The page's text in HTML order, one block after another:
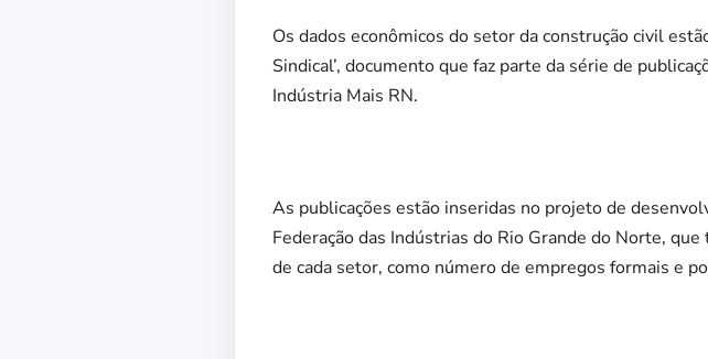
Os dados econômicos do setor da construção civil
Sindical’, documento que faz parte da série de
Indústria Mais RN.
As publicações estão inseridas no projeto de
Federação das Indústrias do Rio Grande do Norte,
de cada setor, como número de empregos formais e